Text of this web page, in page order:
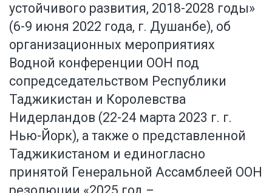
устойчивого развития, 2018-2028 годы»
(6-9 июня 2022 года, г. Душанбе), об
организационных мероприятиях
Водной конференции ООН под
сопредседательством Республики
Таджикистан и Королевства
Нидерландов (22-24 марта 2023 г. г.
Нью-Йорк), а также о представленной
Таджикистаном и единогласно
принятой Генеральной Ассамблеей ООН